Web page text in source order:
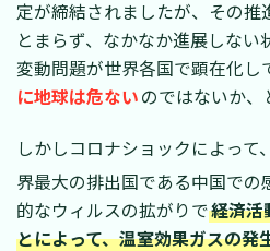
定が締結されましたが、その推
とまらず、なかなか進展しない
変動問題が世界各国で顕在化し
に地球は危ない のではないか、
しかしコロナショックによって
界最大の排出国である中国で
的なウィルスの拡がりで経済活
とによって、温室効果ガスの発